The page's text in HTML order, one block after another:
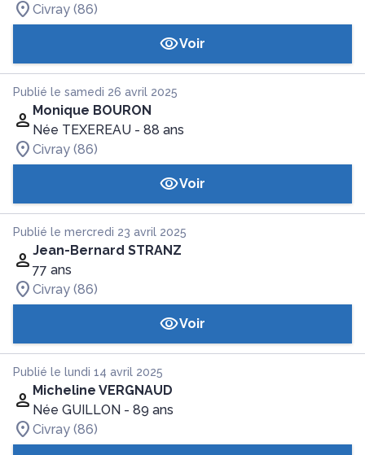
Civray (86)
Voir
Publié le samedi 26 avril 2025
Monique BOURON
Née TEXEREAU - 88 ans
Civray (86)
Voir
Publié le mercredi 23 avril 2025
Jean-Bernard STRANZ
77 ans
Civray (86)
Voir
Publié le lundi 14 avril 2025
Micheline VERGNAUD
Née GUILLON - 89 ans
Civray (86)